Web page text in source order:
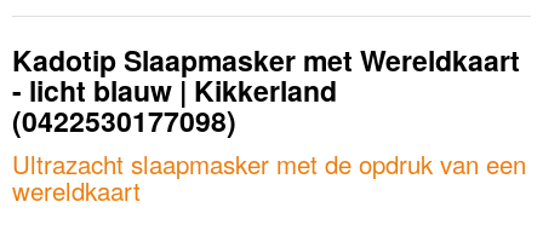
Kadotip Slaapmasker met Wereldkaart
- licht blauw | Kikkerland
(0422530177098)
Ultrazacht slaapmasker met de opdruk van een
wereldkaart